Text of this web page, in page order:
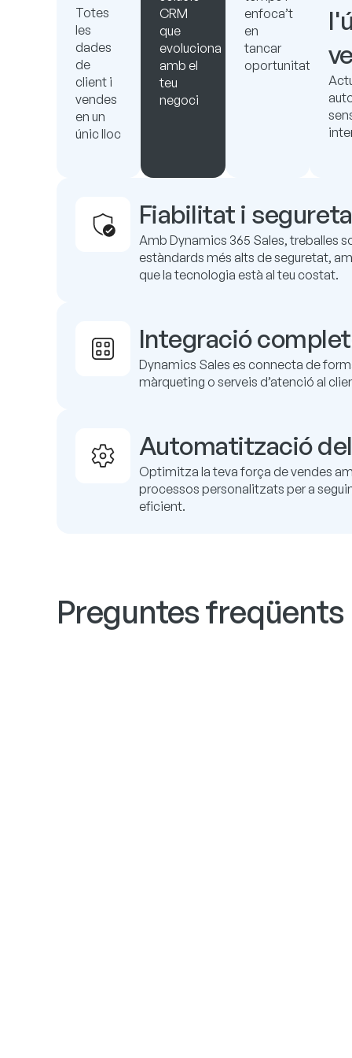
Totes
les
dades
de
client i
vendes
en un
únic lloc
CRM
que
evoluciona
amb el
teu
negoci
enfoca’t
en
tancar
oportunitats
Fiabilitat i
Amb Dynamics 365 Sales, treballes
estàndards més alts de seguretat,
que la tecnologia està al teu costat.
Integració
Dynamics Sales es connecta de
màrqueting o serveis d’atenció al
Automatització
Optimitza la teva força de vendes
processos personalitzats per a
eficient.
Preguntes freqüents